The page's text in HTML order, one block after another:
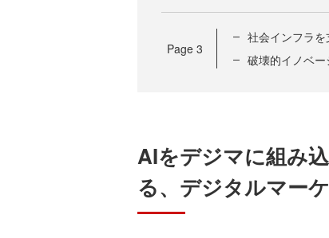
Page 3
社会インフラ
破壊的イノベ
AIをデジマに組み
る、デジタルマー